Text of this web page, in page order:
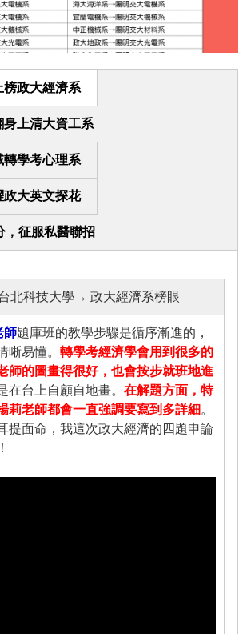
榜政大經濟系
身上清大資工系
轉學考心理系
政大英文探花
，征服私醫聯招
北科技大學→ 政大經濟系榜眼
師題庫班的教學步驟是循序漸進的，
晰易懂。轉學考經濟學會用到很多的
師的圖畫得很好，也會按步就班地進
在台上自顧自地畫。在解題方面，特
莉老師都會一直強調要寫到多詳細 。
提面命，我這次政大經濟的四題申論